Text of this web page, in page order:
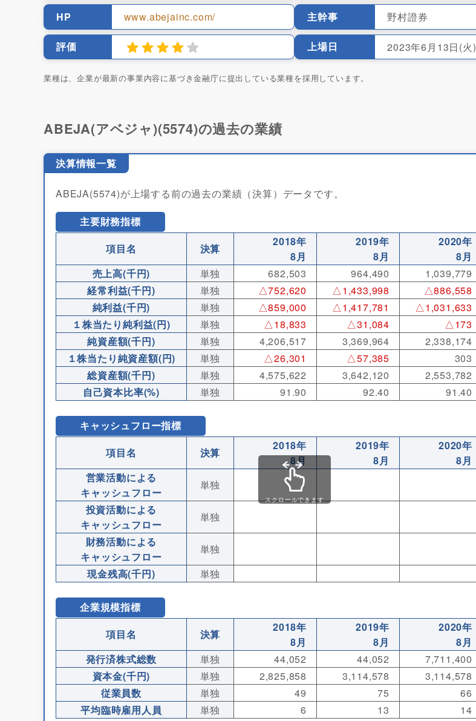
HP www.abejainc.com/
評価
主幹事 野村證券
上場日 2023年6月13日(火)
業種は、企業が最新の事業内容に基づき金融庁に提出している業種を採用しています。
ABEJA(アベジャ)(5574)の過去の業績
決算情報一覧
ABEJA(5574)が上場する前の過去の業績（決算）データです。
主要財務指標
項目名
決算
2018年
8月
2019年
8月
2020年
8月
売上高(千円)
単独 682,503 964,490 1,039,779
経常利益(千円)
単独 △752,620 △1,433,998 △886,558
純利益(千円)
単独 △859,000 △1,417,781 △1,031,633
１株当たり純利益(円)
単独 △18,833 △31,084 △173
純資産額(千円)
単独 4,206,517 3,369,964 2,338,174
１株当たり純資産額(円)
単独 △26,301 △57,385 303
総資産額(千円)
単独 4,575,622 3,642,120 2,553,782
自己資本比率(%)
単独 91.90 92.40 91.40
キャッシュフロー指標
項目名
決算
2018年
8月
2019年
8月
2020年
8月
営業活動による
キャッシュフロー
単独
投資活動による
キャッシュフロー
単独
財務活動による
キャッシュフロー
単独
現金残高(千円)
単独
企業規模指標
項目名
決算
2018年
8月
2019年
8月
2020年
8月
発行済株式総数
単独 44,052 44,052 7,711,400
資本金(千円)
単独 2,825,858 3,114,578 3,114,578
従業員数
単独 49 75 66
平均臨時雇用人員
単独 6 13 14
スクロールできます